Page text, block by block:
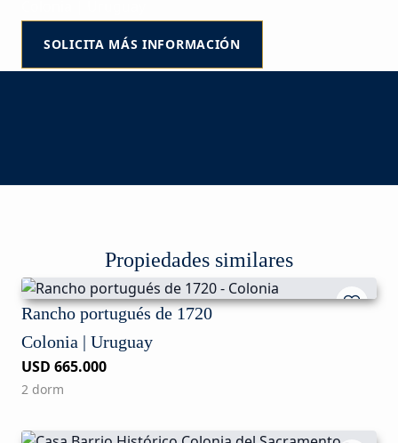
SOLICITA MÁS INFORMACIÓN
Propiedades similares
Rancho portugués de 1720
Colonia | Uruguay
USD 665.000
2 dorm